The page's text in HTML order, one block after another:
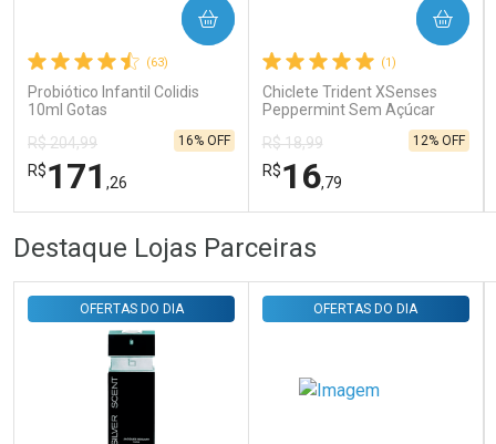
Comprar sem Desconto
Por R$ 31,35/cada
Comprar sem Desconto
Por R$ 31,35/cada
(63)
Probiótico Infantil Colidis
10ml Gotas
R$ 204,99
R$171 ,26
16% OFF
COMPRAR
FECHAR
Laboratório
FECHAR
Por Menos
(1)
Chiclete Trident XSenses
Peppermint Sem Açúcar
R$ 18,99
R$16,79
12% OFF
COMPRAR
Por Menos
Destaque Lojas Parceiras
OFERTAS DO DIA OFERTAS DO DIA